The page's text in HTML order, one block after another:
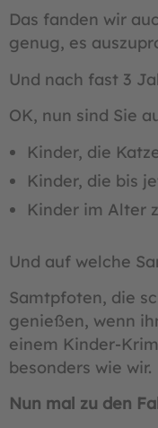
Das fanden wir
genug, es
Und nach fast 3
OK, nun sind Sie
Kinder, die
Kinder, die bis
Kinder im Alter
Und auf welche
Samtpfoten, die
genießen, wenn
einem Kinder-
besonders wie wir.
Nun mal zu den